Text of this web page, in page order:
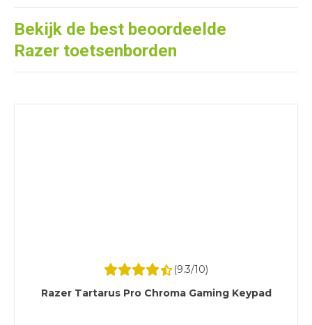
Bekijk de best beoordeelde
Razer toetsenborden
(9.3/10)
Razer Tartarus Pro Chroma Gaming Keypad